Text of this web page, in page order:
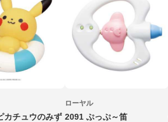
カチュウのみず
ローヤル
2091 ぷっぷ～笛